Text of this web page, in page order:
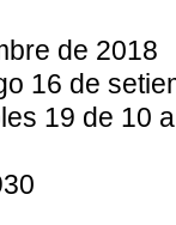
de 2018
16 de
19 de 10